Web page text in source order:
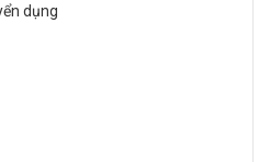
dụng